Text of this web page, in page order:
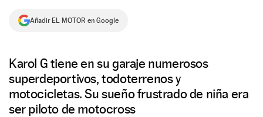
NEWSLETTER
Añadir EL MOTOR en Google
Karol G tiene en su garaje numerosos
superdeportivos, todoterrenos y
motocicletas. Su sueño frustrado de niña era
ser piloto de motocross